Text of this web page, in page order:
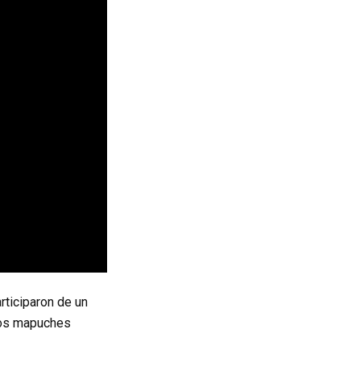
de un
mapuches